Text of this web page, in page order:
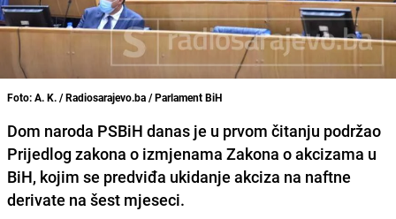
Foto: A. K. / Radiosarajevo.ba / Parlament BiH
Dom naroda PSBiH danas je u prvom čitanju podržao
Prijedlog zakona o izmjenama Zakona o akcizama u
BiH, kojim se predviđa ukidanje akciza na naftne
derivate na šest mjeseci.